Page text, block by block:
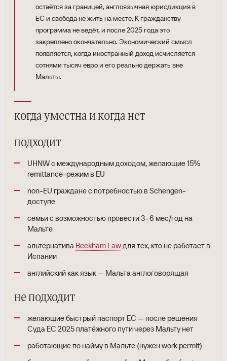
остаётся за границей, англоязычная юрисдикция в
ЕС и свобода не жить на месте. К гражданству
программа не ведёт, и после 2025 года это
закреплено окончательно. Экономический смысл
появляется, когда иностранный доход исчисляется
сотнями тысяч евро и его реально держать вне
Мальты.
когда уместна и когда нет
подходит
UHNW с международным доходом, желающие 15%
remittance-режим в EU
non-EU граждане с потребностью в Schengen-
доступе
семьи с возможностью провести 3–6 мес/год на
Мальте
альтернатива Beckham Lawдля тех, кто не работает в
Испании
английский как язык — Мальта англоговорящая
не подходит
желающие быстрый паспорт ЕС — после решения
Суда ЕС 2025 платёжного пути через Мальту нет
работающие по найму в Мальте (нужен work permit)